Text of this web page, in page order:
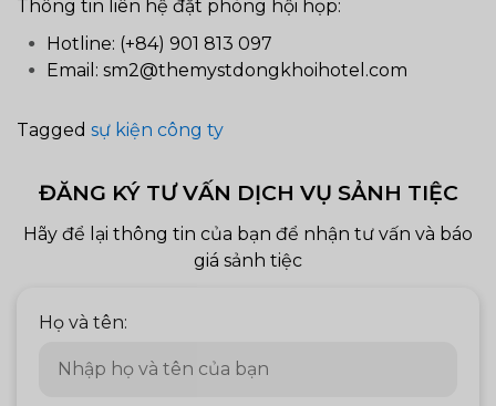
Thông tin liên hệ đặt phòng hội họp:
Hotline: (+84) 901 813 097
Email: sm2@themystdongkhoihotel.com
Tagged sự kiện công ty
ĐĂNG KÝ TƯ VẤN DỊCH VỤ SẢNH TIỆC
Hãy để lại thông tin của bạn để nhận tư vấn và báo
giá sảnh tiệc
Họ và tên: